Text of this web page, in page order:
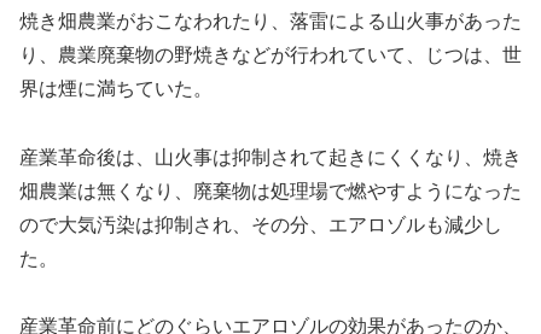
焼き畑農業がおこなわれたり、落雷による山火事があった
り、農業廃棄物の野焼きなどが行われていて、じつは、世
界は煙に満ちていた。
産業革命後は、山火事は抑制されて起きにくくなり、焼き
畑農業は無くなり、廃棄物は処理場で燃やすようになった
ので大気汚染は抑制され、その分、エアロゾルも減少し
た。
産業革命前にどのぐらいエアロゾルの効果があったのか、